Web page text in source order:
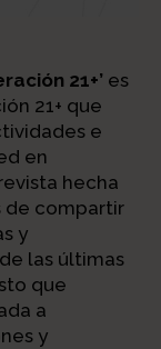
21+’ es
21+ que
e
en
hecha
de compartir
y
las últimas
que
a
y